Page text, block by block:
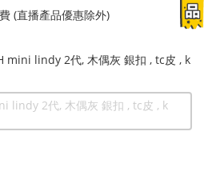
(直播產品優惠除外)
mini lindy 2代, 木偶灰 銀扣 , tc皮 , k
lindy 2代, 木偶灰 銀扣 , tc皮 , k